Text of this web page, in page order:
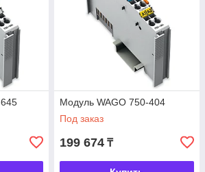
Модуль WAGO 750-404
Под заказ
199 674 ₸